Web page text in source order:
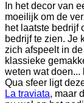
In het decor van
moeilijk om de
het laatste bedrijf
bedrijf te zien. Je
zich afspeelt in
klassieke
weten wat doen...
Qua sfeer ligt
La traviata, maar